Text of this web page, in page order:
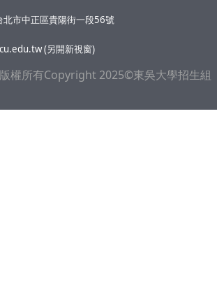
北市中正區貴陽街一段56號
(另開新視窗)
版權所有Copyright 2025©東吳大學招生組